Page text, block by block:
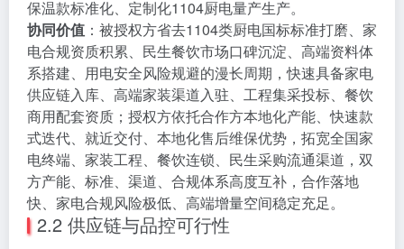
保温款标准化、定制化1104厨电量产生产。
协同价值 ：被授权方省去1104类厨电国标标准打磨、家
电合规资质积累、民生餐饮市场口碑沉淀、高端资料体
系搭建、用电安全风险规避的漫长周期，快速具备家电
供应链入库、高端家装渠道入驻、工程集采投标、餐饮
商用配套资质；授权方依托合作方本地化产能、快速款
式迭代、就近交付、本地化售后维保优势，拓宽全国家
电终端、家装工程、餐饮连锁、民生采购流通渠道，双
方产能、标准、渠道、合规体系高度互补，合作落地
快、家电合规风险极低、高端增量空间稳定充足。
2.2 供应链与品控可行性